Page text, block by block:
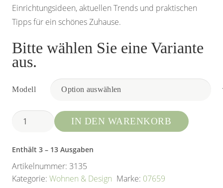
Einrichtungsideen, aktuellen Trends und praktischen
Tipps für ein schönes Zuhause.
Bitte wählen Sie eine Variante
aus.
Modell
Wohnidee
IN DEN WARENKORB
Enthält 3 – 13 Ausgaben
Artikelnummer: 3135
Kategorie: Wohnen & Design Marke: 07659